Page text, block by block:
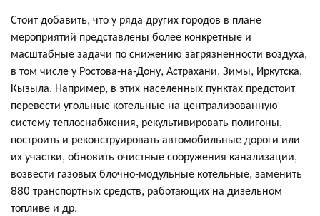
Стоит добавить, что у ряда других городов в плане
мероприятий представлены более конкретные и
масштабные задачи по снижению загрязненности воздуха,
в том числе у Ростова-на-Дону, Астрахани, Зимы, Иркутска,
Кызыла. Например, в этих населенных пунктах предстоит
перевести угольные котельные на централизованную
систему теплоснабжения, рекультивировать полигоны,
построить и реконструировать автомобильные дороги или
их участки, обновить очистные сооружения канализации,
возвести газовых блочно-модульные котельные, заменить
880 транспортных средств, работающих на дизельном
топливе и др.